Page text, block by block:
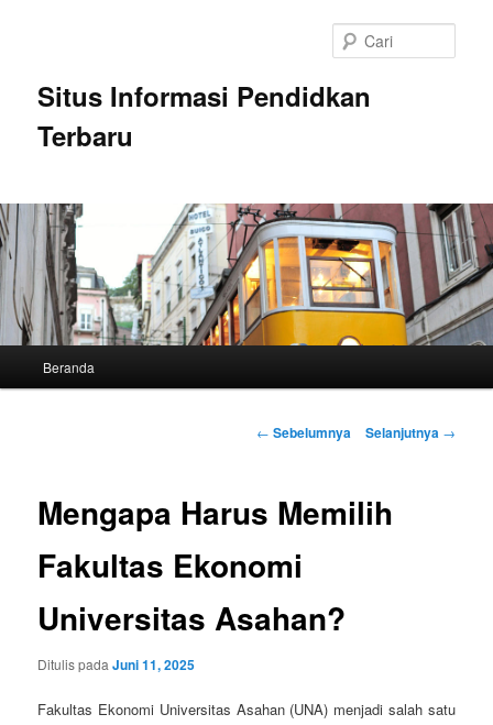
Situs Informasi Pendidkan
Terbaru
Beranda
Navigasi
← Sebelumnya Selanjutnya →
Mengapa Harus Memilih
Fakultas Ekonomi
Universitas Asahan?
Ditulis padaJuni 11, 2025
Fakultas Ekonomi Universitas Asahan (UNA) menjadi salah satu